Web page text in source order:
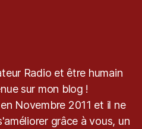
Radio et être humain
sur mon blog !
Novembre 2011 et il ne
grâce à vous, un